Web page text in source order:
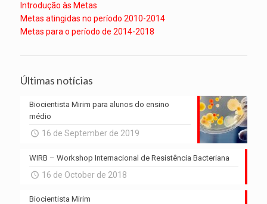
Introdução às Metas
Metas atingidas no período 2010-2014
Metas para o período de 2014-2018
Últimas notícias
Biocientista Mirim para alunos do ensino
médio
16 de September de 2019
WIRB – Workshop Internacional de Resistência Bacteriana
16 de October de 2018
Biocientista Mirim